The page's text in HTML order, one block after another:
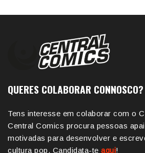
QUERES COLABORAR CONNOSCO?
Tens interesse em colaborar com o
Central Comics procura pessoas
motivadas para desenvolver e
cultura pop. Candidata-te aqui!